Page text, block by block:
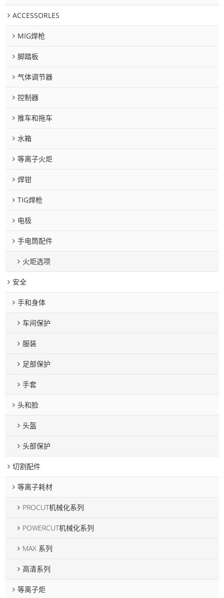
ACCESSORLES
MIG焊枪
脚踏板
气体调节器
控制器
推车和拖车
水箱
等离子火炬
焊钳
TIG焊枪
电极
手电筒配件
火炬选项
安全
手和身体
车间保护
服装
足部保护
手套
头和脸
头盔
头部保护
切割配件
等离子耗材
PROCUT机械化系列
POWERCUT机械化系列
MAX 系列
高清系列
等离子炬